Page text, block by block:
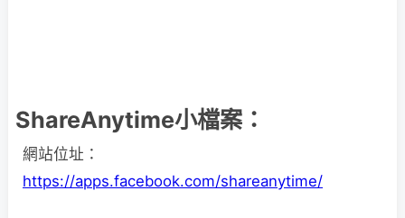
ShareAnytime小檔案：
網站位址：
https://apps.facebook.com/shareanytime/